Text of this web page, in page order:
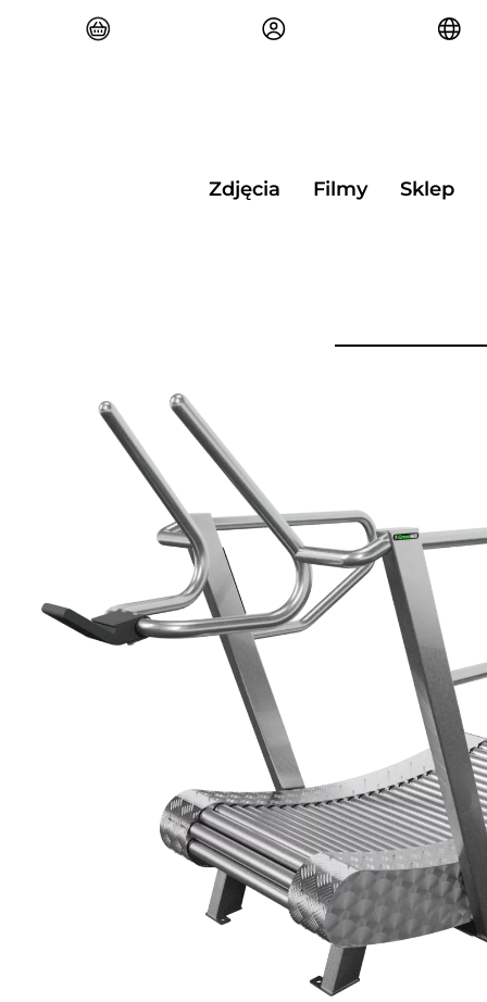
Zdjęcia Filmy Sklep